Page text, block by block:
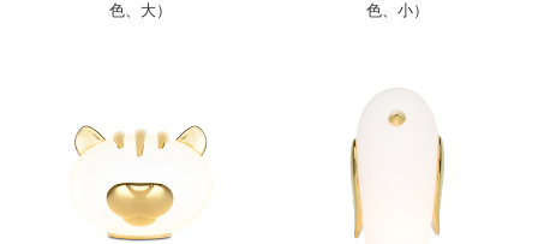
色、大）
色、小）